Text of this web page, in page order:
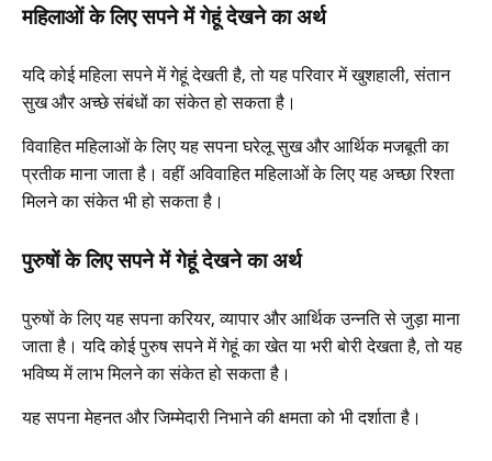
महिलाओं के लिए सपने में गेहूं देखने का अर्थ
यदि कोई महिला सपने में गेहूं देखती है, तो यह परिवार में खुशहाली, संतान
सुख और अच्छे संबंधों का संकेत हो सकता है।
विवाहित महिलाओं के लिए यह सपना घरेलू सुख और आर्थिक मजबूती का
प्रतीक माना जाता है। वहीं अविवाहित महिलाओं के लिए यह अच्छा रिश्ता
मिलने का संकेत भी हो सकता है।
पुरुषों के लिए सपने में गेहूं देखने का अर्थ
पुरुषों के लिए यह सपना करियर, व्यापार और आर्थिक उन्नति से जुड़ा माना
जाता है। यदि कोई पुरुष सपने में गेहूं का खेत या भरी बोरी देखता है, तो यह
भविष्य में लाभ मिलने का संकेत हो सकता है।
यह सपना मेहनत और जिम्मेदारी निभाने की क्षमता को भी दर्शाता है।